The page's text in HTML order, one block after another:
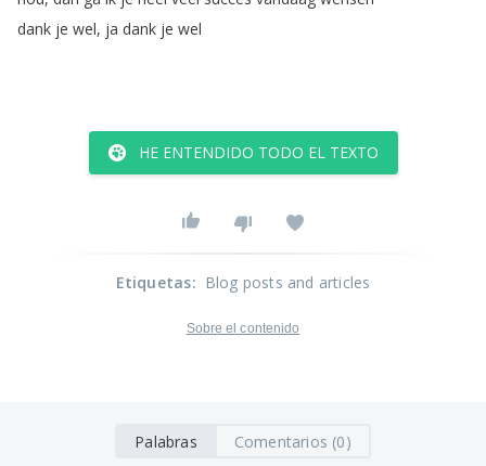
dank je wel, ja dank je wel
HE ENTENDIDO TODO EL TEXTO
Etiquetas: Blog posts and articles
Sobre el contenido
Palabras Comentarios (0)